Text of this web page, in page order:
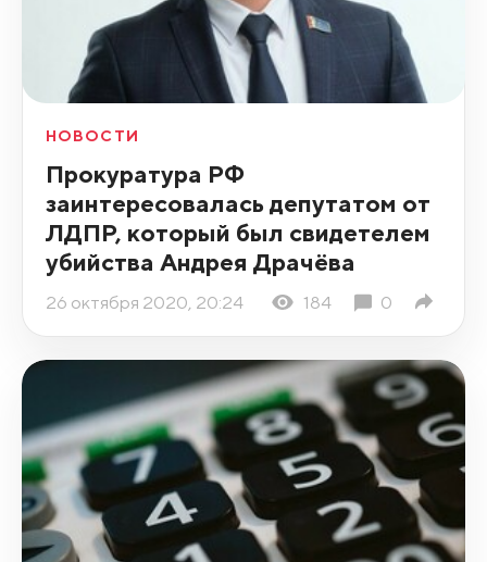
НОВОСТИ
Прокуратура РФ
заинтересовалась депутатом от
ЛДПР, который был свидетелем
убийства Андрея Драчёва
26 октября 2020, 20:24 184 0